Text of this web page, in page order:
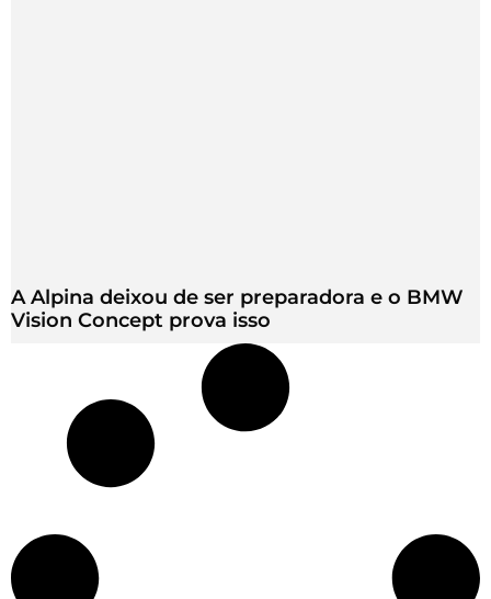
A Alpina deixou de ser preparadora e o BMW
Vision Concept prova isso